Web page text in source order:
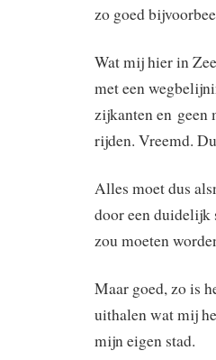
zo goed
Wat mij hier in
met een
zijkanten en geen
rijden. Vreemd.
Alles moet dus
door een duidelijk
zou moeten
Maar goed, zo is
uithalen wat mij
mijn eigen stad.